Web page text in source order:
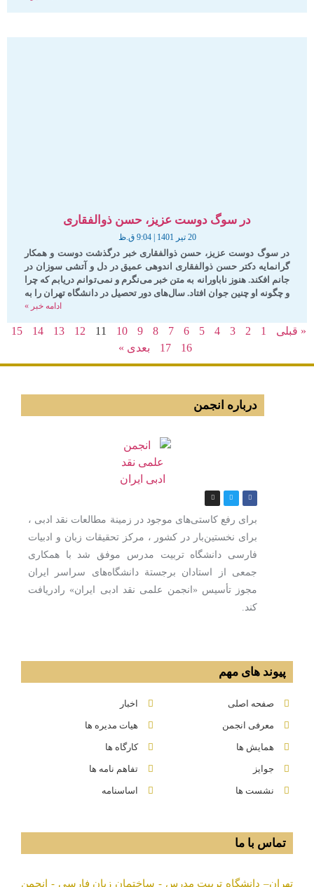
در سوگ دوست عزیز، حسن ذوالفقاری
20 تیر 1401 9:04 ق.ظ
در سوگ دوست عزیز، حسن ذوالفقاری خبر درگذشت دوست و همکار
گرانمایه دکتر حسن ذوالفقاری اندوهی عمیق در دل و آتشی سوزان در
جانم افکند. هنوز ناباورانه به متن خبر می­‌نگرم و نمی­‌توانم دریابم که چرا
و چگونه او چنین جوان افتاد. سال‌های دور تحصیل در دانشگاه تهران را به
ادامه خبر »
« قبلی 1
2
3
4
5
6
7
8
9
10
11
12
13
14
15
16
17 بعدی »
درباره انجمن
برای رفع كاستی‌های موجود در زمینة مطالعات نقد ادبی ،
برای نخستین‌بار در كشور ، مركز تحقیقات زبان و ادبیات
فارسی دانشگاه تربیت مدرس موفق شد با همكاری
جمعی از استادان برجستة دانشگاه‌های سراسر ایران
مجوز تأسیس «انجمن علمی نقد ادبی ایران» رادریافت
كند.
پیوند های مهم
صفحه اصلی
معرفی انجمن
همایش ها
جوایز
نشست ها
اخبار
هیات مدیره ها
کارگاه ها
تفاهم نامه ها
اساسنامه
تماس با ما
تهران– دانشگاه تربیت مدرس - ساختمان زبان فارسی - انجمن